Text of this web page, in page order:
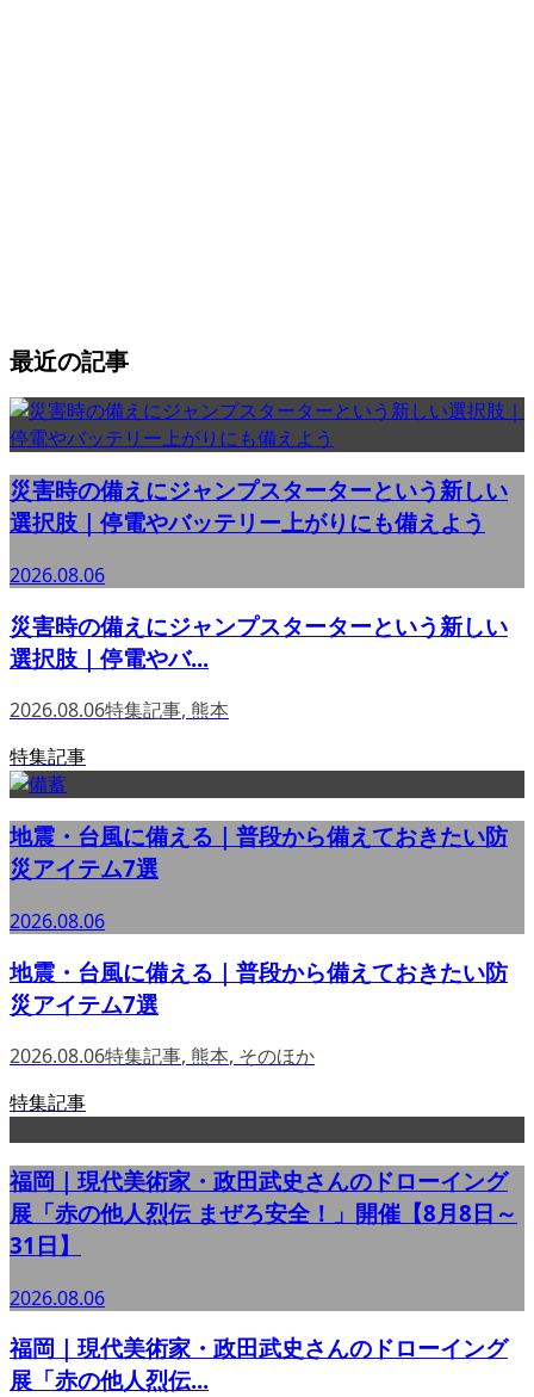
最近の記事
災害時の備えにジャンプスターターという新しい
選択肢｜停電やバッテリー上がりにも備えよう
2026.08.06
災害時の備えにジャンプスターターという新しい
選択肢｜停電やバ...
2026.08.06特集記事, 熊本
特集記事
地震・台風に備える｜普段から備えておきたい防
災アイテム7選
2026.08.06
地震・台風に備える｜普段から備えておきたい防
災アイテム7選
2026.08.06特集記事, 熊本, そのほか
特集記事
福岡｜現代美術家・政田武史さんのドローイング
展「赤の他人烈伝 まぜろ安全！」開催【8月8日～
31日】
2026.08.06
福岡｜現代美術家・政田武史さんのドローイング
展「赤の他人烈伝...